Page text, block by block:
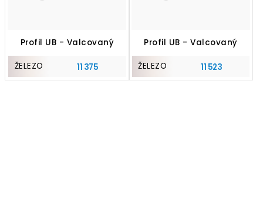
Profil UB - Valcovaný
ŽELEZO 11 375
Profil UB - Valcovaný
ŽELEZO 11 523